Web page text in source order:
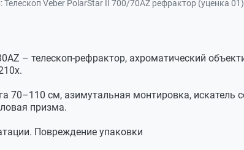
Телескоп Veber PolarStar II 700/70AZ рефрактор (уценка 01)
– телескоп-рефрактор, ахроматический
70–110 см, азимутальная монтировка, искатель
призма.
Повреждение упаковки